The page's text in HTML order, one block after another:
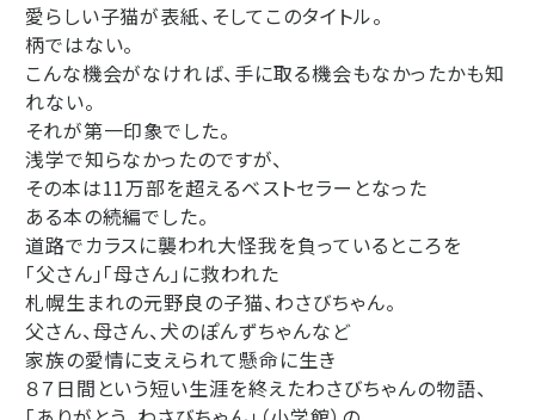
愛らしい子猫が表紙、そしてこのタイトル。
柄ではない。
こんな機会がなければ、手に取る機会もなかったかも知
れない。
それが第一印象でした。
浅学で知らなかったのですが、
その本は11万部を超えるベストセラーとなった
ある本の続編でした。
道路でカラスに襲われ大怪我を負っているところを
「父さん」「母さん」に救われた
札幌生まれの元野良の子猫、わさびちゃん。
父さん、母さん、犬のぽんずちゃんなど
家族の愛情に支えられて懸命に生き
８７日間という短い生涯を終えたわさびちゃんの物語、